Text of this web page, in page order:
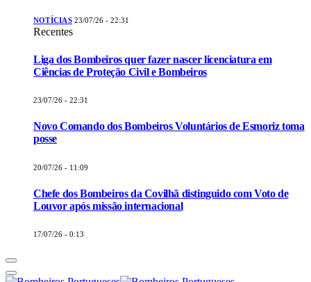
NOTÍCIAS 23/07/26 - 22:31
Recentes
Liga dos Bombeiros quer fazer nascer licenciatura em
Ciências de Proteção Civil e Bombeiros
23/07/26 - 22:31
Novo Comando dos Bombeiros Voluntários de Esmoriz toma
posse
20/07/26 - 11:09
Chefe dos Bombeiros da Covilhã distinguido com Voto de
Louvor após missão internacional
17/07/26 - 0:13